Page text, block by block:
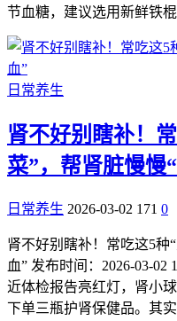
节血糖，建议选用新鲜铁棍
日常养生
肾不好别瞎补！
菜”，帮肾脏慢慢
日常养生 2026-03-02 171 0
肾不好别瞎补！常吃这5种
血” 发布时间：2026-03-
近体检报告亮红灯，肾小
下单三瓶护肾保健品。其